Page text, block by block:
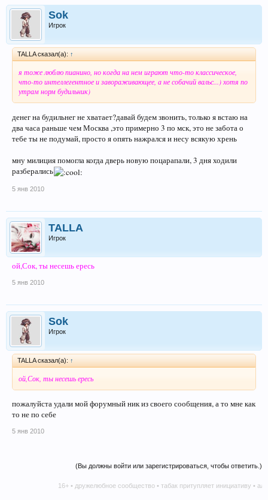
Sok
Игрок
TALLA сказал(а): ↑
я тоже люблю пианино, но когда на нем играют что-то классическое,
что-то интеллегентное и завораживающее, а не собачий вальс...) хотя по
утрам норм будильник)
денег на будильнег не хватает?давай будем звонить, только я встаю на
два часа раньше чем Москва ,это примерно 3 по мск, это не забота о
тебе ты не подумай, просто я опять нажрался и несу всякую хрень
мну милиция помогла когда дверь новую поцарапали, 3 дня ходили
разберались
5 янв 2010
TALLA
Игрок
ой,Сок, ты несешь ересь
5 янв 2010
Sok
Игрок
TALLA сказал(а): ↑
ой,Сок, ты несешь ересь
пожалуйста удали мой форумный ник из своего сообщения, а то мне как
то не по себе
5 янв 2010
(Вы должны войти или зарегистрироваться, чтобы ответить.)
16+ • дружелюбное сообщество • табак притупляет инициативу •